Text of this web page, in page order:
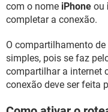
com o nome iPhone ou
completar a conexão.
O compartilhamento
simples, pois se faz
compartilhar a internet
conexão deve ser feita